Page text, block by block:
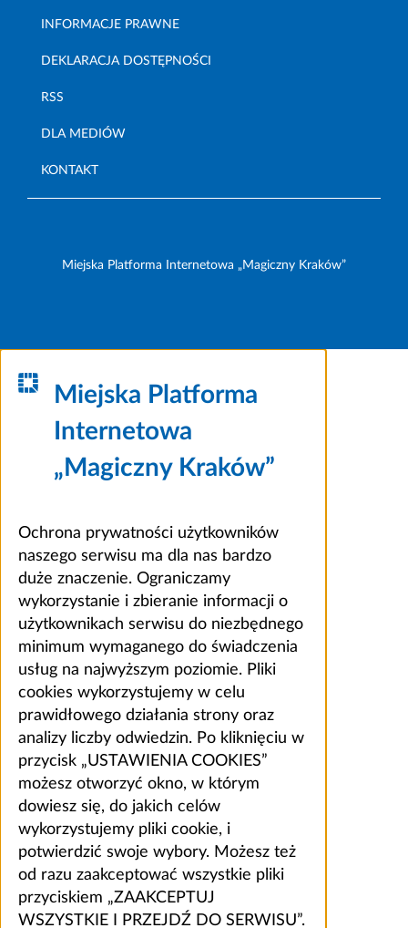
INFORMACJE PRAWNE
DEKLARACJA DOSTĘPNOŚCI
RSS
DLA MEDIÓW
KONTAKT
Miejska Platforma Internetowa „Magiczny Kraków”
Miejska Platforma
Internetowa
„Magiczny Kraków”
Ochrona prywatności użytkowników
naszego serwisu ma dla nas bardzo
duże znaczenie. Ograniczamy
wykorzystanie i zbieranie informacji o
użytkownikach serwisu do niezbędnego
minimum wymaganego do świadczenia
usług na najwyższym poziomie. Pliki
cookies wykorzystujemy w celu
prawidłowego działania strony oraz
analizy liczby odwiedzin. Po kliknięciu w
przycisk „USTAWIENIA COOKIES”
możesz otworzyć okno, w którym
dowiesz się, do jakich celów
wykorzystujemy pliki cookie, i
potwierdzić swoje wybory. Możesz też
od razu zaakceptować wszystkie pliki
przyciskiem „ZAAKCEPTUJ
WSZYSTKIE I PRZEJDŹ DO SERWISU”.